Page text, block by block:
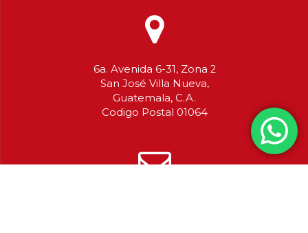
6a. Avenida 6-31, Zona 2
San José Villa Nueva,
Guatemala, C.A.
Codigo Postal 01064